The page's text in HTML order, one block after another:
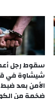
سقوط رجل
شيشاوة في
الأمن بعد
ضخمة من